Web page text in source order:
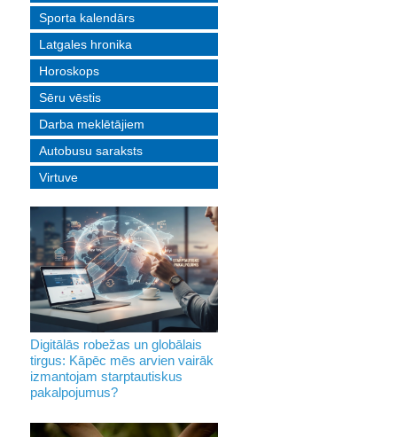
Sporta kalendārs
Latgales hronika
Horoskops
Sēru vēstis
Darba meklētājiem
Autobusu saraksts
Virtuve
Digitālās robežas un globālais
tirgus: Kāpēc mēs arvien vairāk
izmantojam starptautiskus
pakalpojumus?